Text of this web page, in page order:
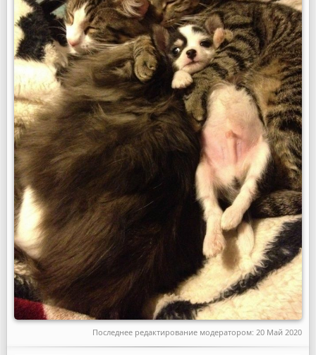
Последнее редактирование модератором: 20 Май 2020